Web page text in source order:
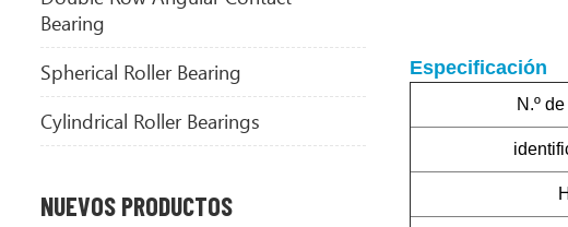
Especificación
N.º
H
Bearing
Spherical Roller Bearing
Cylindrical Roller Bearings
NUEVOS PRODUCTOS